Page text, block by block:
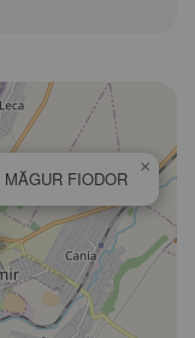
FIODOR
×